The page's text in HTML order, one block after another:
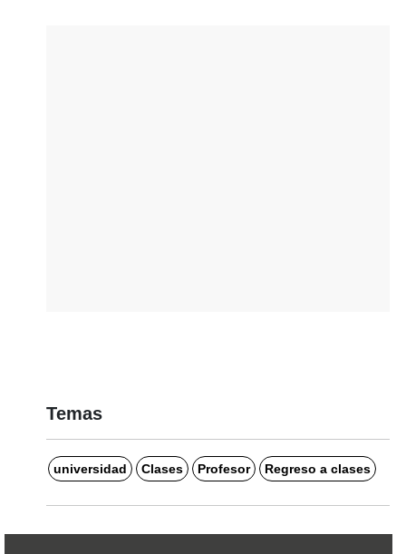
Temas
universidad Clases Profesor Regreso a clases